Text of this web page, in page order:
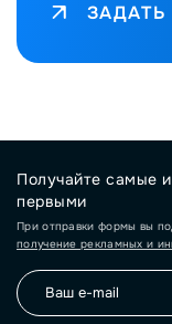
Получайте самые
первыми
При отправки формы вы
получение рекламных и